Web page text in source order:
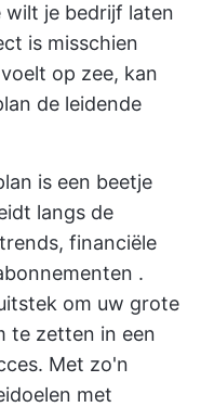
wilt je bedrijf laten
is misschien
op zee, kan
de leidende
is een beetje
langs de
financiële
.
om uw grote
te zetten in een
Met zo'n
met